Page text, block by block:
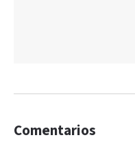
Comentarios